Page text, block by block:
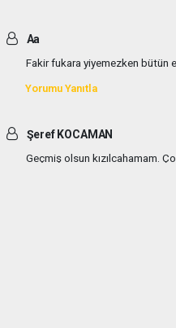
Aa
Fakir fukara yiyemezken bütün
Yorumu Yanıtla
Şeref KOCAMAN
Geçmiş olsun kızılcahamam.